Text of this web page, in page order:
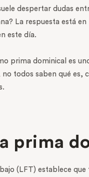
despertar dudas
La respuesta está
este día.
prima dominical es
todos saben qué es,
prima
(LFT) establece